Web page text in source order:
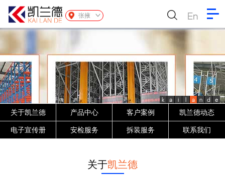
张掖 En
k a i l a n d e
关于凯兰德 产品中心 客户案例 凯兰德动态
电子宣传册 安检服务 拆装服务 联系我们
关于凯兰德